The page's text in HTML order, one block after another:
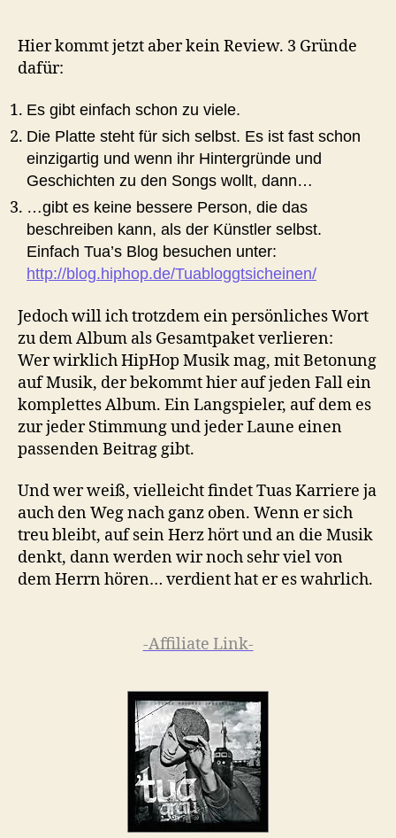
Hier kommt jetzt aber kein Review. 3 Gründe
dafür:
Es gibt einfach schon zu viele.
Die Platte steht für sich selbst. Es ist fast schon
einzigartig und wenn ihr Hintergründe und
Geschichten zu den Songs wollt, dann…
…gibt es keine bessere Person, die das
beschreiben kann, als der Künstler selbst.
Einfach Tua’s Blog besuchen unter:
http://blog.hiphop.de/Tuabloggtsicheinen/
Jedoch will ich trotzdem ein persönliches Wort
zu dem Album als Gesamtpaket verlieren:
Wer wirklich HipHop Musik mag, mit Betonung
auf Musik, der bekommt hier auf jeden Fall ein
komplettes Album. Ein Langspieler, auf dem es
zur jeder Stimmung und jeder Laune einen
passenden Beitrag gibt.
Und wer weiß, vielleicht findet Tuas Karriere ja
auch den Weg nach ganz oben. Wenn er sich
treu bleibt, auf sein Herz hört und an die Musik
denkt, dann werden wir noch sehr viel von
dem Herrn hören… verdient hat er es wahrlich.
-Affiliate Link-